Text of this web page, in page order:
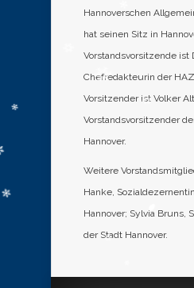
Hannoverschen
hat seinen Sitz in
Vorstandsvorsitzende ist
Chefredakteurin der
Vorsitzender ist Volker Alt,
Vorstandsvorsitzender
Hannover.
Weitere
Hanke,
Hannover; Sylvia Bruns,
der Stadt Hannover.